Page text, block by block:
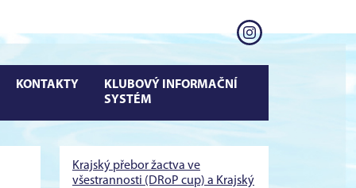
KONTAKTY
KLUBOVÝ INFORMAČNÍ
SYSTÉM
Krajský přebor žactva ve
všestrannosti (DRoP cup) a Krajský